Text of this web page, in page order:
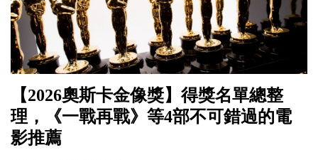
【2026奧斯卡金像獎】得獎名單總整
理，《一戰再戰》等4部不可錯過的電
影推薦